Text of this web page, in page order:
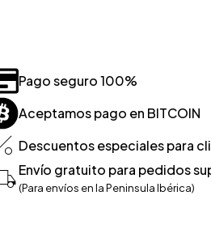
Pago seguro 100%
Aceptamos pago en BITCOIN
Descuentos especiales para
Envío gratuito para pedidos
(Para envíos en la Peninsula Ibérica)